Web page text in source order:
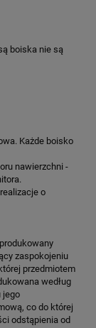
boiska nie są
Każde boisko
nawierzchni -
o
zaspokojeniu
przedmiotem
według
jego
co do której
odstąpienia od